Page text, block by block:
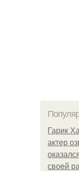
Гарик
актер
своей